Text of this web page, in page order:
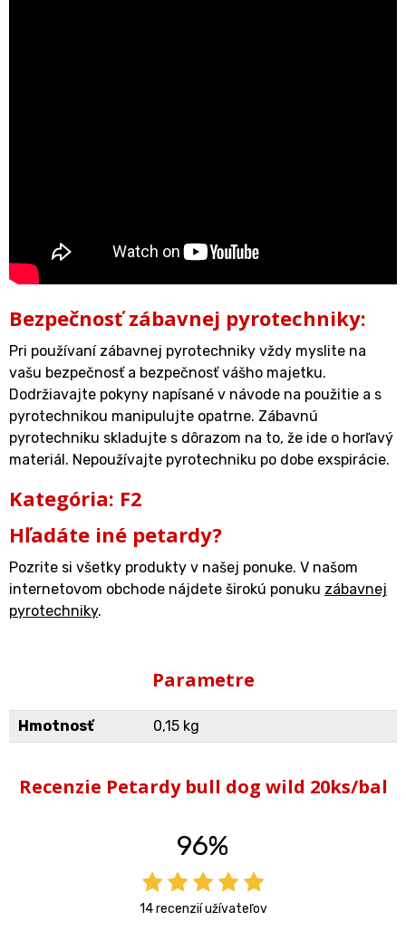
Bezpečnosť zábavnej pyrotechniky:
Pri používaní zábavnej pyrotechniky vždy myslite na
vašu bezpečnosť a bezpečnosť vášho majetku.
Dodržiavajte pokyny napísané v návode na použitie a s
pyrotechnikou manipulujte opatrne. Zábavnú
pyrotechniku skladujte s dôrazom na to, že ide o horľavý
materiál. Nepoužívajte pyrotechniku po dobe exspirácie.
Kategória: F2
Hľadáte iné petardy?
Pozrite si všetky produkty v našej ponuke. V našom
internetovom obchode nájdete širokú ponuku zábavnej
pyrotechniky.
Parametre
Hmotnosť 0,15 kg
Recenzie Petardy bull dog wild 20ks/bal
96%
14 recenzií užívateľov